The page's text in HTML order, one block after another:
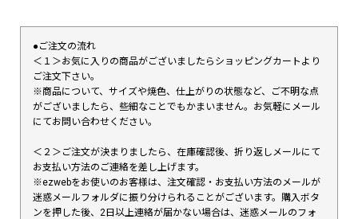
●ご注文の流れ
＜１＞お気に入りの商品がございましたらショッピングカートより
ご注文下さい。
※商品について、サイズや焼色、仕上がりの状態など、ご不明な点
がございましたら、些細なことでもかまいません。お気軽にメール
にてお問い合わせください。
＜２＞ご注文が決まりましたら、在庫確認後、折り返しメールにて
お支払い方法のご連絡を差し上げます。
※ezwebをお使いのお客様は、注文確認・お支払い方法のメールが
迷惑メールフォルダに振り分けられることがございます。購入ボタ
ンを押した後、2日以上連絡が届かない場合は、迷惑メールのフォ